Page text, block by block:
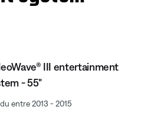
III entertainment
- 55"
entre 2013 - 2015